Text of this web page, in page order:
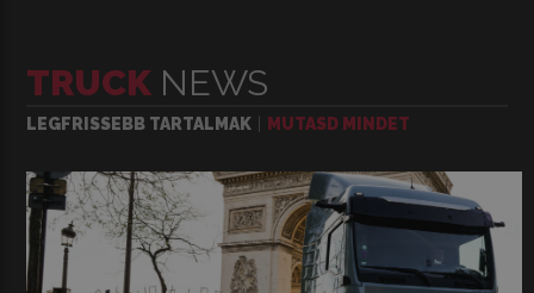
TRUCK NEWS
LEGFRISSEBB TARTALMAK MUTASD MINDET